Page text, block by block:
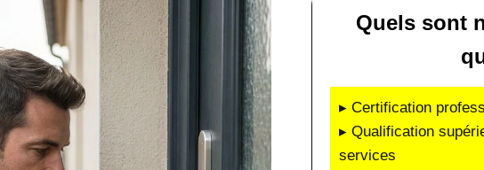
Quels sont
▸ Certification
▸ Qualification
services